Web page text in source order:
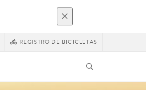
REGISTRO DE BICICLETAS